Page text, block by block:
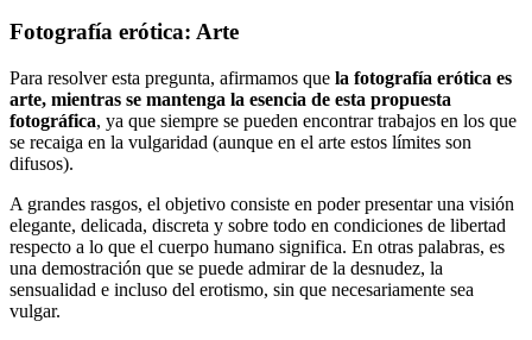
Fotografía erótica: Arte
Para resolver esta pregunta, afirmamos que la fotografía erótica es
arte, mientras se mantenga la esencia de esta propuesta
fotográfica, ya que siempre se pueden encontrar trabajos en los que
se recaiga en la vulgaridad (aunque en el arte estos límites son
difusos).
A grandes rasgos, el objetivo consiste en poder presentar una visión
elegante, delicada, discreta y sobre todo en condiciones de libertad
respecto a lo que el cuerpo humano significa. En otras palabras, es
una demostración que se puede admirar de la desnudez, la
sensualidad e incluso del erotismo, sin que necesariamente sea
vulgar.